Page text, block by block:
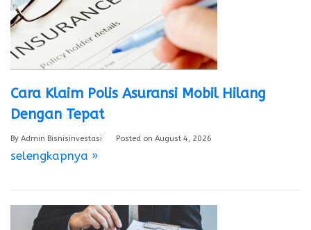
Cara Klaim Polis Asuransi Mobil Hilang
Dengan Tepat
By Admin Bisnisinvestasi Posted on August 4, 2026
selengkapnya »